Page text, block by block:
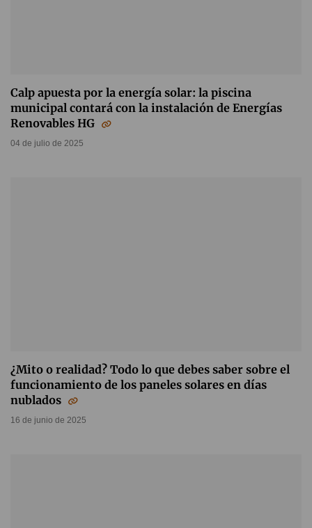
Calp apuesta por la energía solar: la piscina
municipal contará con la instalación de Energías
Renovables HG
04 de julio de 2025
¿Mito o realidad? Todo lo que debes saber sobre el
funcionamiento de los paneles solares en días
nublados
16 de junio de 2025